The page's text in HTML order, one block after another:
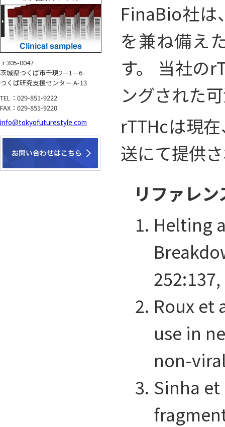
FinaBio社は
を兼ね備え
す。 当社の
ングされた
rTTHcは現
送にて提供
リファレン
Helting
Roux et
use in
non-
Sinha
〒305-0047
茨城県つくば市千現2－1－6
つくば研究支援センター A-13
TEL：029-851-9222
FAX：029-851-9220
info@tokyofuturestyle.com